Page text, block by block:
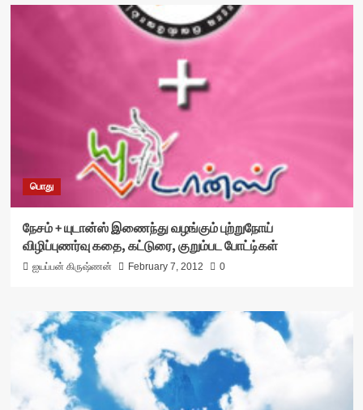
பொது
நேசம் + யுடான்ஸ் இணைந்து வழங்கும் புற்றுநோய்
விழிப்புணர்வு கதை, கட்டுரை, குறும்பட போட்டி்கள்
ஐயப்பன் கிருஷ்ணன் February 7, 2012 0